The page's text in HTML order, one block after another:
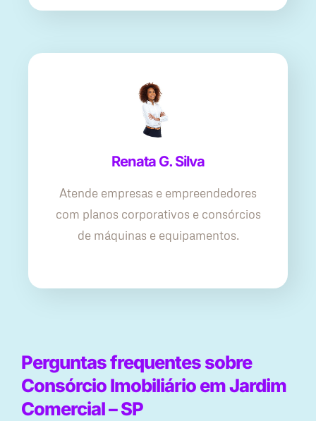
Renata G. Silva
Atende empresas e empreendedores
com planos corporativos e consórcios
de máquinas e equipamentos.
Perguntas frequentes sobre
Consórcio Imobiliário em Jardim
Comercial – SP